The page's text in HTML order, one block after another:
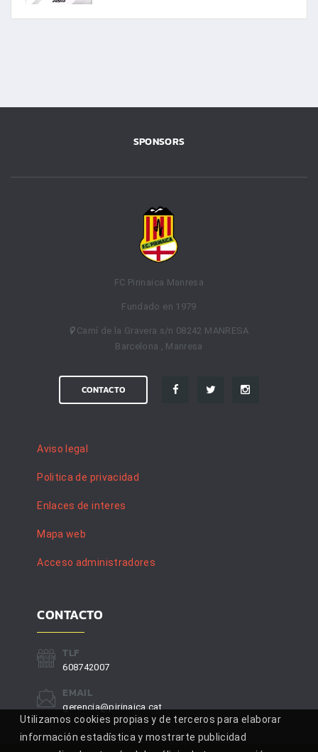
SPONSORS
FC Pirinaica Manresa
Fundado en 1979
Camí de la Gravera s/n 08242 MANRESA
Barcelona , Manresa
CONTACTO
Aviso legal
Politica de privacidad
Enlaces de interes
Mapa web
Acceso administradores
CONTACTO
TLF
608742007
EMAIL
gerencia@pirinaica.cat
Utilizamos cookies propias y de terceros para elaborar
información estadística y mostrarte publicidad